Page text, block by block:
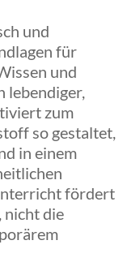
und
für
und
lebendiger,
zum
so gestaltet,
in einem
fördert
nicht die